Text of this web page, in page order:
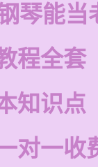
琴能当
程全套
知识点
对一收